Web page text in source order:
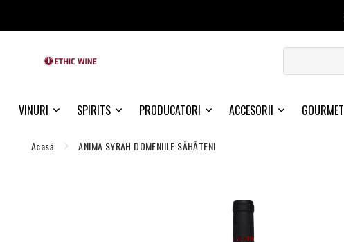
VINURI SPIRITS PRODUCATORI ACCESORII GOURMET
Acasă ANIMA SYRAH DOMENIILE SĂHĂTENI